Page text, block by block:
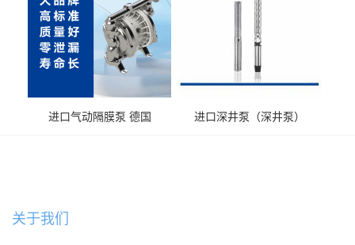
进口气动隔膜泵 德国
进口深井泵（深井泵）
关于我们